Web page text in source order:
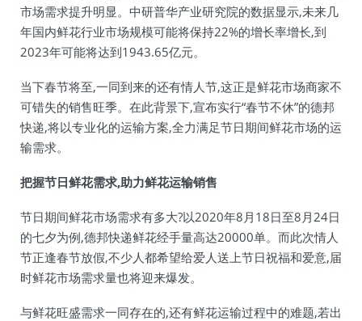
市场需求提升明显。中研普华产业研究院的数据显示,未来几
年国内鲜花行业市场规模可能将保持22%的增长率增长,到
2023年可能将达到1943.65亿元。
当下春节将至,一同到来的还有情人节,这正是鲜花市场商家不
可错失的销售旺季。在此背景下,宣布实行“春节不休”的德邦
快递,将以专业化的运输方案,全力满足节日期间鲜花市场的运
输需求。
把握节日鲜花需求,助力鲜花运输销售
节日期间鲜花市场需求有多大?以2020年8月18日至8月24日
的七夕为例,德邦快递鲜花经手量高达20000单。而此次情人
节正逢春节放假,不少人都希望给爱人送上节日祝福和爱意,届
时鲜花市场需求量也将迎来爆发。
与鲜花旺盛需求一同存在的,还有鲜花运输过程中的难题,若出